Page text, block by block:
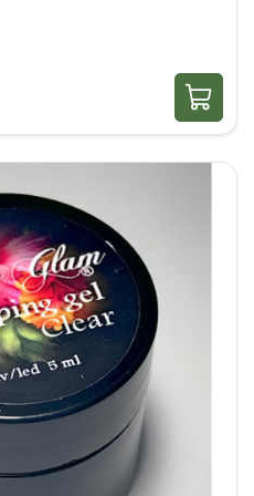
product kan
nagels
kleur aan de
must-have in elke
veelzijdig en